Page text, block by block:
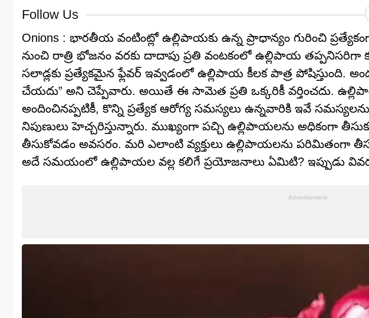
Follow Us
Onions : భారతీయ వంటింట్లో ఉల్లిపాయకు ఉన్న ప్రాధాన్యం గురించి
నుంచి రాత్రి భోజనం వరకు దాదాపు ప్రతి వంటకంలో ఉల్లిపాయ తప్పనిసరిగా
సలాడ్లకు ప్రత్యేకమైన ఫ్లేవర్ ఇవ్వడంలో ఉల్లిపాయ కీలక పాత్ర పోషిస్తుంది.
చేయదు” అని చెప్పేవారు. అయితే ఈ సామెత ప్రతి ఒక్కరికీ వర్తించదు.
అందించినప్పటికీ, కొన్ని ప్రత్యేక ఆరోగ్య సమస్యలు ఉన్నవారికి ఇవే
నిపుణులు హెచ్చరిస్తున్నారు. ముఖ్యంగా పచ్చి ఉల్లిపాయలను అధికంగా
తీసుకోవడం అవసరం. మరి ఎలాంటి వ్యక్తులు ఉల్లిపాయలను పరిమితంగా
అదే సమయంలో ఉల్లిపాయల వల్ల కలిగే ప్రయోజనాలు ఏమిటి? ఇప్పుడు